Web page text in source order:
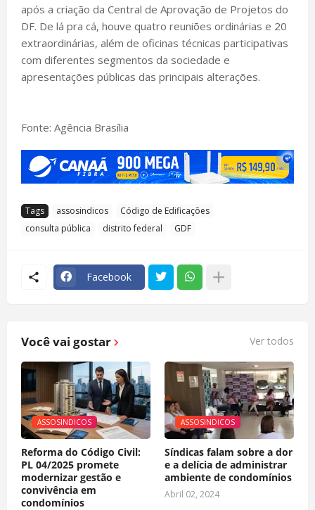
após a criação da Central de Aprovação de Projetos do
DF. De lá pra cá, houve quatro reuniões ordinárias e 20
extraordinárias, além de oficinas técnicas participativas
com diferentes segmentos da sociedade e
apresentações públicas das principais alterações.
Fonte: Agência Brasília
Tags assosindicos
Código de Edificações
consulta pública
distrito federal GDF
Facebook
Você vai gostar Ver todos
ASSOSINDICOS
Reforma do Código Civil:
PL 04/2025 promete
modernizar gestão e
convivência em
condomínios
ASSOSINDICOS
Síndicas falam sobre a dor
e a delícia de administrar
ambiente de condomínios
Abril 02, 2024